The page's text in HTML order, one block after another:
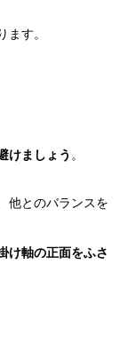
ます。
けましょう 。
他とのバランスを
け軸の正面をふさ